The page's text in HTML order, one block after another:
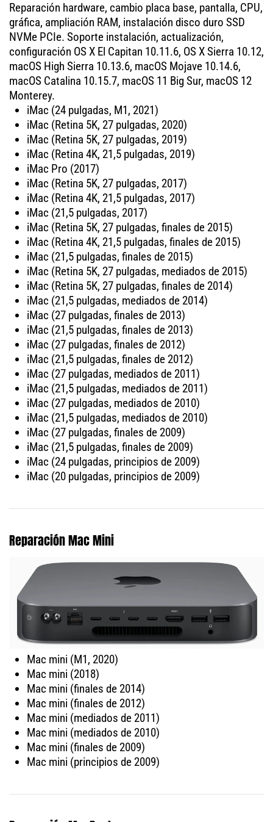
Reparación hardware, cambio placa base, pantalla, CPU,
gráfica, ampliación RAM, instalación disco duro SSD
NVMe PCIe. Soporte instalación, actualización,
configuración OS X El Capitan 10.11.6, OS X Sierra 10.12,
macOS High Sierra 10.13.6, macOS Mojave 10.14.6,
macOS Catalina 10.15.7, macOS 11 Big Sur, macOS 12
Monterey.
iMac (24 pulgadas, M1, 2021)
iMac (Retina 5K, 27 pulgadas, 2020)
iMac (Retina 5K, 27 pulgadas, 2019)
iMac (Retina 4K, 21,5 pulgadas, 2019)
iMac Pro (2017)
iMac (Retina 5K, 27 pulgadas, 2017)
iMac (Retina 4K, 21,5 pulgadas, 2017)
iMac (21,5 pulgadas, 2017)
iMac (Retina 5K, 27 pulgadas, finales de 2015)
iMac (Retina 4K, 21,5 pulgadas, finales de 2015)
iMac (21,5 pulgadas, finales de 2015)
iMac (Retina 5K, 27 pulgadas, mediados de 2015)
iMac (Retina 5K, 27 pulgadas, finales de 2014)
iMac (21,5 pulgadas, mediados de 2014)
iMac (27 pulgadas, finales de 2013)
iMac (21,5 pulgadas, finales de 2013)
iMac (27 pulgadas, finales de 2012)
iMac (21,5 pulgadas, finales de 2012)
iMac (27 pulgadas, mediados de 2011)
iMac (21,5 pulgadas, mediados de 2011)
iMac (27 pulgadas, mediados de 2010)
iMac (21,5 pulgadas, mediados de 2010)
iMac (27 pulgadas, finales de 2009)
iMac (21,5 pulgadas, finales de 2009)
iMac (24 pulgadas, principios de 2009)
iMac (20 pulgadas, principios de 2009)
Reparación Mac Mini
Mac mini (M1, 2020)
Mac mini (2018)
Mac mini (finales de 2014)
Mac mini (finales de 2012)
Mac mini (mediados de 2011)
Mac mini (mediados de 2010)
Mac mini (finales de 2009)
Mac mini (principios de 2009)